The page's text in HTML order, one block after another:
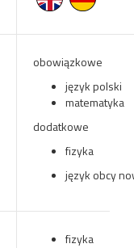
obowiązkowe
język polski
matematyka
dodatkowe
fizyka
język obcy
fizyka